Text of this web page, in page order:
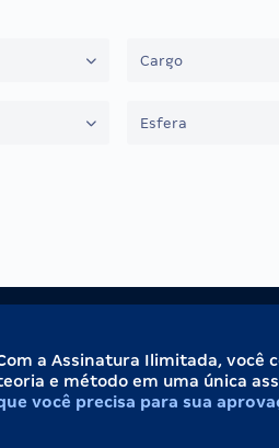
Cargo
Esfera
a Assinatura Ilimitada, você
e método em uma única
você precisa para sua